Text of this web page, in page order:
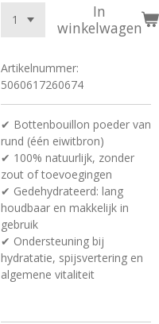
In
winkelwagen
Artikelnummer:
5060617260674
✔ Bottenbouillon poeder van
rund (één eiwitbron)
✔ 100% natuurlijk, zonder
zout of toevoegingen
✔ Gedehydrateerd: lang
houdbaar en makkelijk in
gebruik
✔ Ondersteuning bij
hydratatie, spijsvertering en
algemene vitaliteit